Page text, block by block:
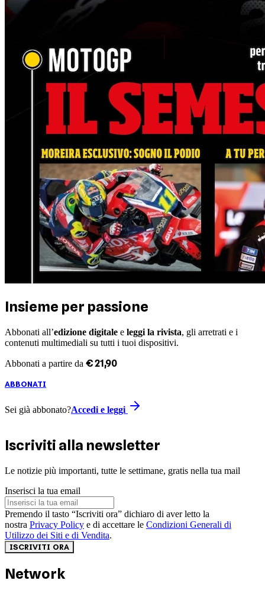
Insieme per passione
Abbonati all’edizione digitale e leggi la rivista, gli arretrati e i
contenuti multimediali su tutti i tuoi dispositivi.
Abbonati a partire da €21 ,90
ABBONATI
Sei già abbonato?Accedi e leggi
Iscriviti alla newsletter
Le notizie più importanti, tutte le settimane, gratis nella tua mail
Inserisci la tua email
Premendo il tasto “Iscriviti ora” dichiaro di aver letto la
nostra Privacy Policy e di accettare le Condizioni Generali di
Utilizzo dei Siti e di Vendita.
ISCRIVITI ORA
Network